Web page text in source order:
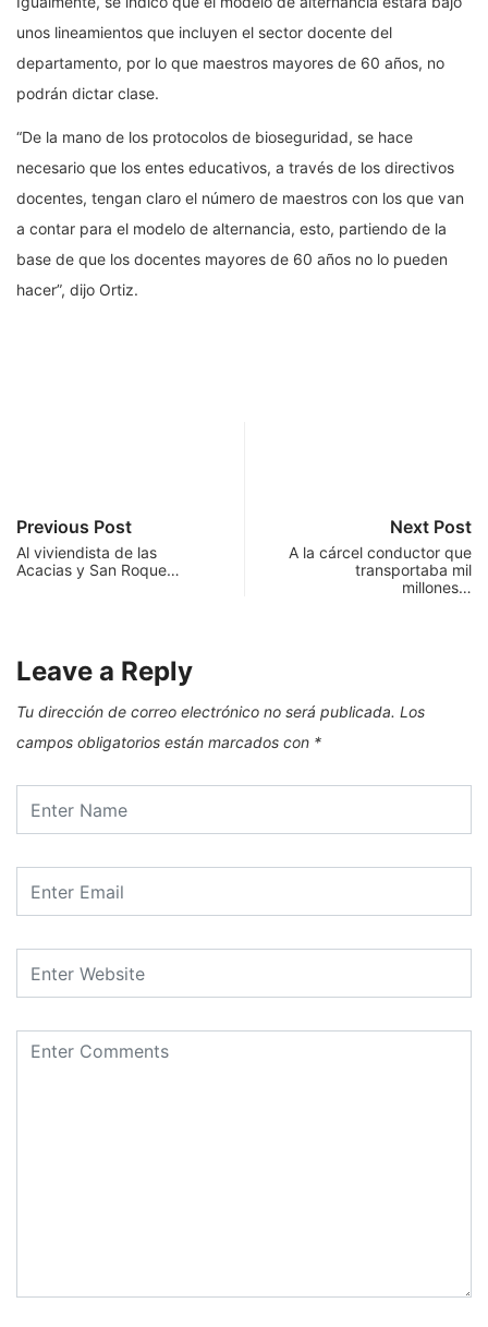
unos lineamientos que incluyen el sector docente del
departamento, por lo que maestros mayores de 60 años, no
podrán dictar clase.
“De la mano de los protocolos de bioseguridad, se hace
necesario que los entes educativos, a través de los directivos
docentes, tengan claro el número de maestros con los que van
a contar para el modelo de alternancia, esto, partiendo de la
base de que los docentes mayores de 60 años no lo pueden
hacer”, dijo Ortiz.
Previous Post
Al viviendista de las
Acacias y San Roque…
Next Post
A la cárcel conductor que
transportaba mil
millones…
Leave a Reply
Tu dirección de correo electrónico no será publicada. Los
campos obligatorios están marcados con *